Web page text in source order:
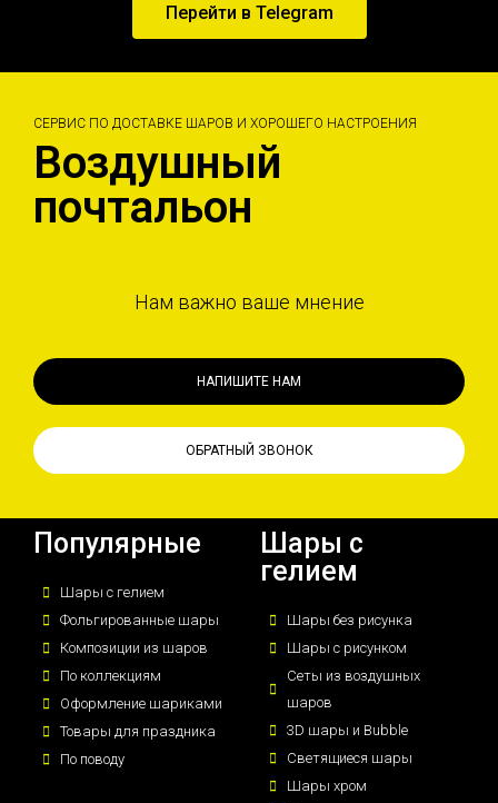
Перейти в Telegram
СЕРВИС ПО ДОСТАВКЕ ШАРОВ И ХОРОШЕГО НАСТРОЕНИЯ
Воздушный
почтальон
Нам важно ваше мнение
НАПИШИТЕ НАМ
ОБРАТНЫЙ ЗВОНОК
Популярные
Шары с гелием
Фольгированные шары
Композиции из шаров
По коллекциям
Оформление шариками
Товары для праздника
По поводу
Шары с
гелием
Шары без рисунка
Шары с рисунком
Сеты из воздушных
шаров
3D шары и Bubble
Светящиеся шары
Шары хром